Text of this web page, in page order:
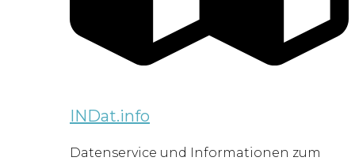
INDat.info
Datenservice und Informationen zum